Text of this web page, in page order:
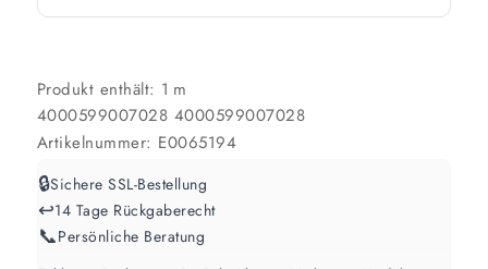
Produkt enthält: 1 m
4000599007028 4000599007028
Artikelnummer: E0065194
🔒Sichere SSL-Bestellung
↩️14 Tage Rückgaberecht
📞Persönliche Beratung